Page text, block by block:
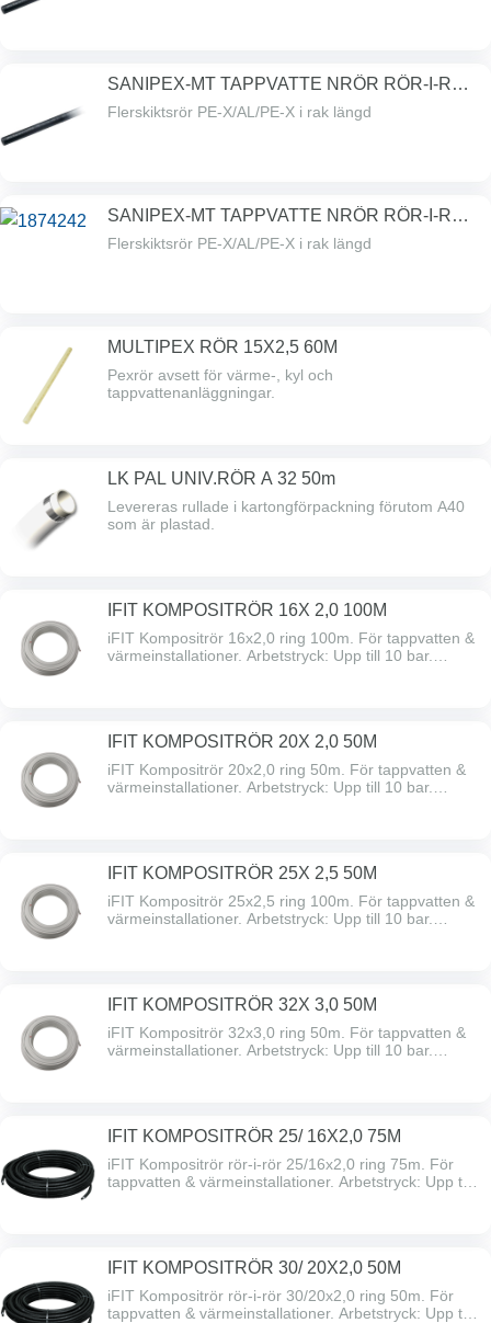
SANIPEX-MT TAPPVATTE NRÖR RÖR-I-RÖR
32MM
Flerskiktsrör PE-X/AL/PE-X i rak längd
SANIPEX-MT TAPPVATTE NRÖR RÖR-I-RÖR
40MM
Flerskiktsrör PE-X/AL/PE-X i rak längd
MULTIPEX RÖR 15X2,5 60M
Pexrör avsett för värme-, kyl och
tappvattenanläggningar.
LK PAL UNIV.RÖR A 32 50m
Levereras rullade i kartongförpackning förutom A40
som är plastad.
IFIT KOMPOSITRÖR 16X 2,0 100M
iFIT Kompositrör 16x2,0 ring 100m. För tappvatten &
värmeinstallationer. Arbetstryck: Upp till 10 bar.
IFIT KOMPOSITRÖR 20X 2,0 50M
iFIT Kompositrör 20x2,0 ring 50m. För tappvatten &
värmeinstallationer. Arbetstryck: Upp till 10 bar.
IFIT KOMPOSITRÖR 25X 2,5 50M
iFIT Kompositrör 25x2,5 ring 100m. För tappvatten &
värmeinstallationer. Arbetstryck: Upp till 10 bar.
IFIT KOMPOSITRÖR 32X 3,0 50M
iFIT Kompositrör 32x3,0 ring 50m. För tappvatten &
värmeinstallationer. Arbetstryck: Upp till 10 bar.
IFIT KOMPOSITRÖR 25/ 16X2,0 75M
iFIT Kompositrör rör-i-rör 25/16x2,0 ring 75m. För
tappvatten & värmeinstallationer. Arbetstryck: Upp till
IFIT KOMPOSITRÖR 30/ 20X2,0 50M
iFIT Kompositrör rör-i-rör 30/20x2,0 ring 50m. För
tappvatten & värmeinstallationer. Arbetstryck: Upp till